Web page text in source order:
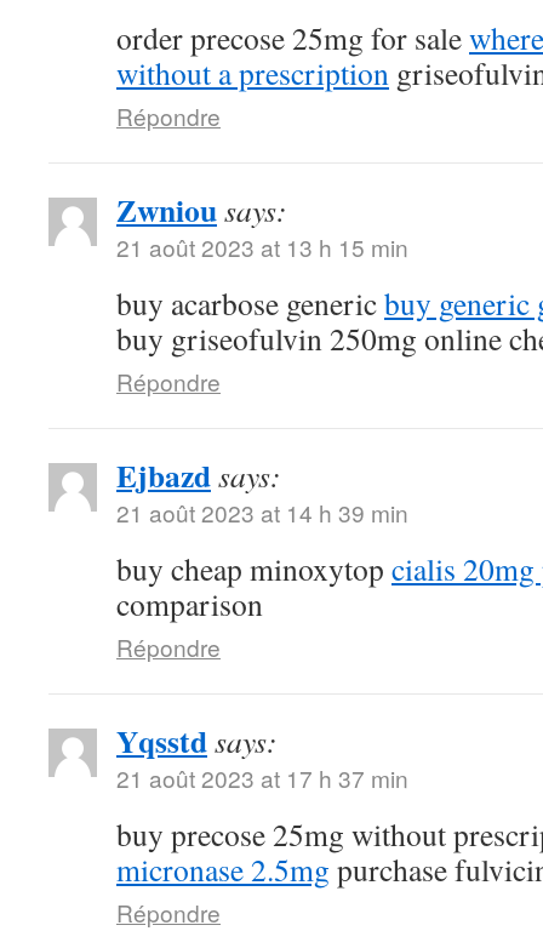
order precose 25mg for sale
without a prescription
Répondre
Zwniousays:
21 août 2023 at 13 h 15 min
buy acarbose genericbuy generic
buy griseofulvin 250mg online
Répondre
Ejbazdsays:
21 août 2023 at 14 h 39 min
buy cheap minoxytop cialis
comparison
Répondre
Yqsstdsays:
21 août 2023 at 17 h 37 min
buy precose 25mg without
micronase 2.5mg purchase
Répondre